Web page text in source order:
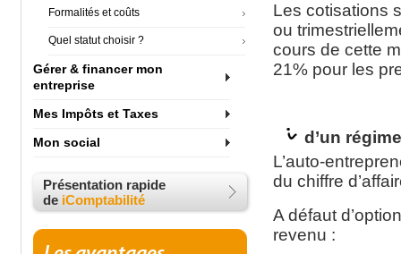
Formalités et coûts
Quel statut choisir ?
Gérer & financer mon
entreprise
Mes Impôts et Taxes
Mon social
Présentation rapide
de iComptabilité
Les cotisations
ou
cours de cette
21% pour les
d’un
L’auto-
du chiffre
A défaut
revenu :